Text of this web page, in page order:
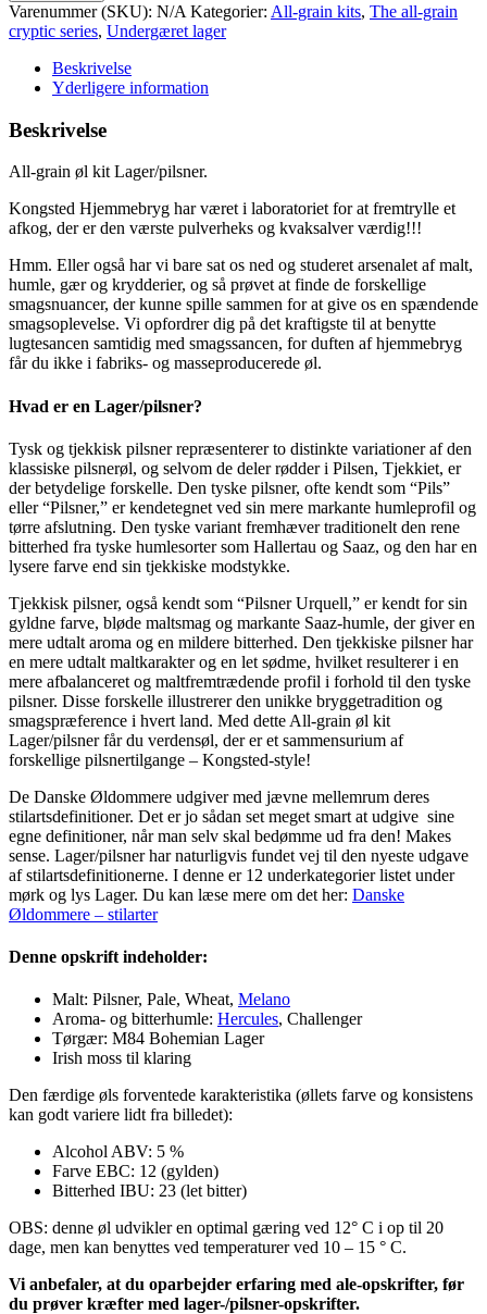
Varenummer (SKU): N/A Kategorier: All-grain kits, The all-grain
cryptic series, Undergæret lager
Beskrivelse
Yderligere information
Beskrivelse
All-grain øl kit Lager/pilsner.
Kongsted Hjemmebryg har været i laboratoriet for at fremtrylle et
afkog, der er den værste pulverheks og kvaksalver værdig!!!
Hmm. Eller også har vi bare sat os ned og studeret arsenalet af malt,
humle, gær og krydderier, og så prøvet at finde de forskellige
smagsnuancer, der kunne spille sammen for at give os en spændende
smagsoplevelse. Vi opfordrer dig på det kraftigste til at benytte
lugtesancen samtidig med smagssancen, for duften af hjemmebryg
får du ikke i fabriks- og masseproducerede øl.
Hvad er en Lager/pilsner?
Tysk og tjekkisk pilsner repræsenterer to distinkte variationer af den
klassiske pilsnerøl, og selvom de deler rødder i Pilsen, Tjekkiet, er
der betydelige forskelle. Den tyske pilsner, ofte kendt som “Pils”
eller “Pilsner,” er kendetegnet ved sin mere markante humleprofil og
tørre afslutning. Den tyske variant fremhæver traditionelt den rene
bitterhed fra tyske humlesorter som Hallertau og Saaz, og den har en
lysere farve end sin tjekkiske modstykke.
Tjekkisk pilsner, også kendt som “Pilsner Urquell,” er kendt for sin
gyldne farve, bløde maltsmag og markante Saaz-humle, der giver en
mere udtalt aroma og en mildere bitterhed. Den tjekkiske pilsner har
en mere udtalt maltkarakter og en let sødme, hvilket resulterer i en
mere afbalanceret og maltfremtrædende profil i forhold til den tyske
pilsner. Disse forskelle illustrerer den unikke bryggetradition og
smagspræference i hvert land. Med dette All-grain øl kit
Lager/pilsner får du verdensøl, der er et sammensurium af
forskellige pilsnertilgange – Kongsted-style!
De Danske Øldommere udgiver med jævne mellemrum deres
stilartsdefinitioner. Det er jo sådan set meget smart at udgive sine
egne definitioner, når man selv skal bedømme ud fra den! Makes
sense. Lager/pilsner har naturligvis fundet vej til den nyeste udgave
af stilartsdefinitionerne. I denne er 12 underkategorier listet under
mørk og lys Lager. Du kan læse mere om det her: Danske
Øldommere – stilarter
Denne opskrift indeholder:
Malt: Pilsner, Pale, Wheat, Melano
Aroma- og bitterhumle: Hercules, Challenger
Tørgær: M84 Bohemian Lager
Irish moss til klaring
Den færdige øls forventede karakteristika (øllets farve og konsistens
kan godt variere lidt fra billedet):
Alcohol ABV: 5 %
Farve EBC: 12 (gylden)
Bitterhed IBU: 23 (let bitter)
OBS: denne øl udvikler en optimal gæring ved 12° C i op til 20
dage, men kan benyttes ved temperaturer ved 10 – 15 ° C.
Vi anbefaler, at du oparbejder erfaring med ale-opskrifter, før
du prøver kræfter med lager-/pilsner-opskrifter.